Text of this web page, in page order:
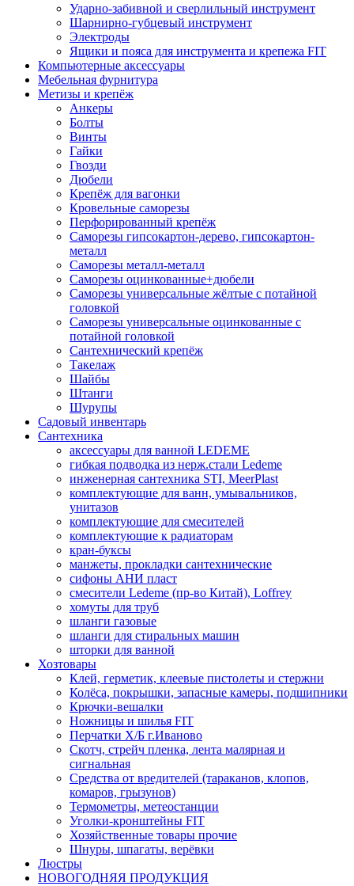
Ударно-забивной и сверлильный инструмент
Шарнирно-губцевый инструмент
Электроды
Ящики и пояса для инструмента и крепежа FIT
Компьютерные аксессуары
Мебельная фурнитура
Метизы и крепёж
Анкеры
Болты
Винты
Гайки
Гвозди
Дюбели
Крепёж для вагонки
Кровельные саморезы
Перфорированный крепёж
Саморезы гипсокартон-дерево, гипсокартон-
металл
Саморезы металл-металл
Саморезы оцинкованные+дюбели
Саморезы универсальные жёлтые с потайной
головкой
Саморезы универсальные оцинкованные с
потайной головкой
Сантехнический крепёж
Такелаж
Шайбы
Штанги
Шурупы
Садовый инвентарь
Сантехника
аксессуары для ванной LEDEME
гибкая подводка из нерж.стали Ledeme
инженерная сантехника STI, MeerPlast
комплектующие для ванн, умывальников,
унитазов
комплектующие для смесителей
комплектующие к радиаторам
кран-буксы
манжеты, прокладки сантехнические
сифоны АНИ пласт
смесители Ledeme (пр-во Китай), Loffrey
хомуты для труб
шланги газовые
шланги для стиральных машин
шторки для ванной
Хозтовары
Клей, герметик, клеевые пистолеты и стержни
Колёса, покрышки, запасные камеры, подшипники
Крючки-вешалки
Ножницы и шилья FIT
Перчатки Х/Б г.Иваново
Скотч, стрейч пленка, лента малярная и
сигнальная
Средства от вредителей (тараканов, клопов,
комаров, грызунов)
Термометры, метеостанции
Уголки-кронштейны FIT
Хозяйственные товары прочие
Шнуры, шпагаты, верёвки
Люстры
НОВОГОДНЯЯ ПРОДУКЦИЯ